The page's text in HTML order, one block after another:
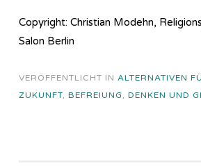
Copyright: Christian Modehn,
Salon Berlin
VERÖFFENTLICHT IN ALTERNATIVEN
ZUKUNFT, BEFREIUNG, DENKEN UND